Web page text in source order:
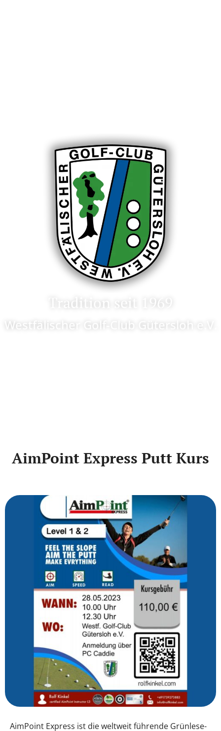
Tradition seit 1969
Westfälischer Golf-Club Gütersloh e.V.
AimPoint Express Putt Kurs
AimPoint Express ist die weltweit führende Grünlese-